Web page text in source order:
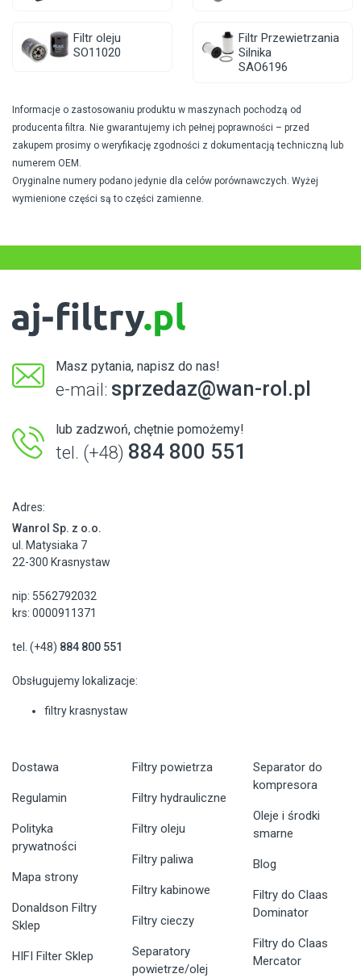
Filtr oleju
SO11020
Filtr Przewietrzania
Silnika
SAO6196
Informacje o zastosowaniu produktu w maszynach pochodzą od
producenta filtra. Nie gwarantujemy ich pełnej poprawności – przed
zakupem prosimy o weryfikację zgodności z dokumentacją techniczną lub
numerem OEM.
Oryginalne numery podano jedynie dla celów porównawczych. Wyżej
wymienione części są to części zamienne.
Masz pytania, napisz do nas!
e-mail: sprzedaz@wan-rol.pl
lub zadzwoń, chętnie pomożemy!
tel. (+48) 884 800 551
Adres:
Wanrol Sp. z o.o.
ul. Matysiaka 7
22-300 Krasnystaw
nip: 5562792032
krs: 0000911371
tel. (+48) 884 800 551
Obsługujemy lokalizacje:
filtry krasnystaw
Dostawa
Regulamin
Polityka
prywatności
Mapa strony
Donaldson Filtry
Sklep
HIFI Filter Sklep
Filtry powietrza
Filtry hydrauliczne
Filtry oleju
Filtry paliwa
Filtry kabinowe
Filtry cieczy
Separatory
powietrze/olej
Separator do
kompresora
Oleje i środki
smarne
Blog
Filtry do Claas
Dominator
Filtry do Claas
Mercator